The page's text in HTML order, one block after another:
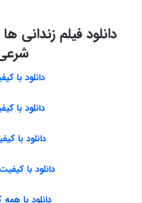
دانلود فیلم زندانی
دانلود با
دانلود با
دانلود با کیفیت
دانلود با کیفیت HQ_1080
دانلود با